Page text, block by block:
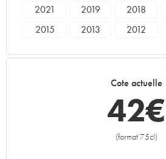
2021 2019 2018
2015
2013 2012
Cote actuelle
42€
(format 75cl)